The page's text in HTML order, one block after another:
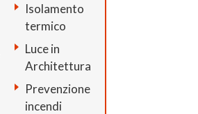
Isolamento
termico
Luce in
Architettura
Prevenzione
incendi